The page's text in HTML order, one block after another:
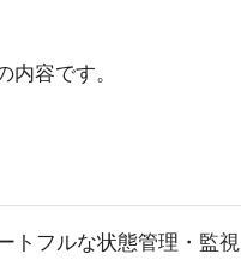
容です。
トフルな状態管理・監視